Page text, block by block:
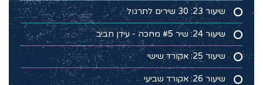
שיעור 23: 30 שירים לתרגול
שיעור 24: שיר #5 מחכה - עידן חביב
שיעור 25: אקורד שישי
שיעור 26: אקורד שביעי